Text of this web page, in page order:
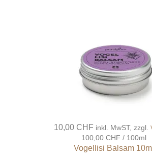
10,00 CHF inkl. MwST, zzgl.
100,00 CHF / 100ml
Vogellisi Balsam 10ml